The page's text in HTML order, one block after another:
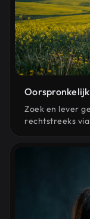
Zoek en lever
rechtstreeks